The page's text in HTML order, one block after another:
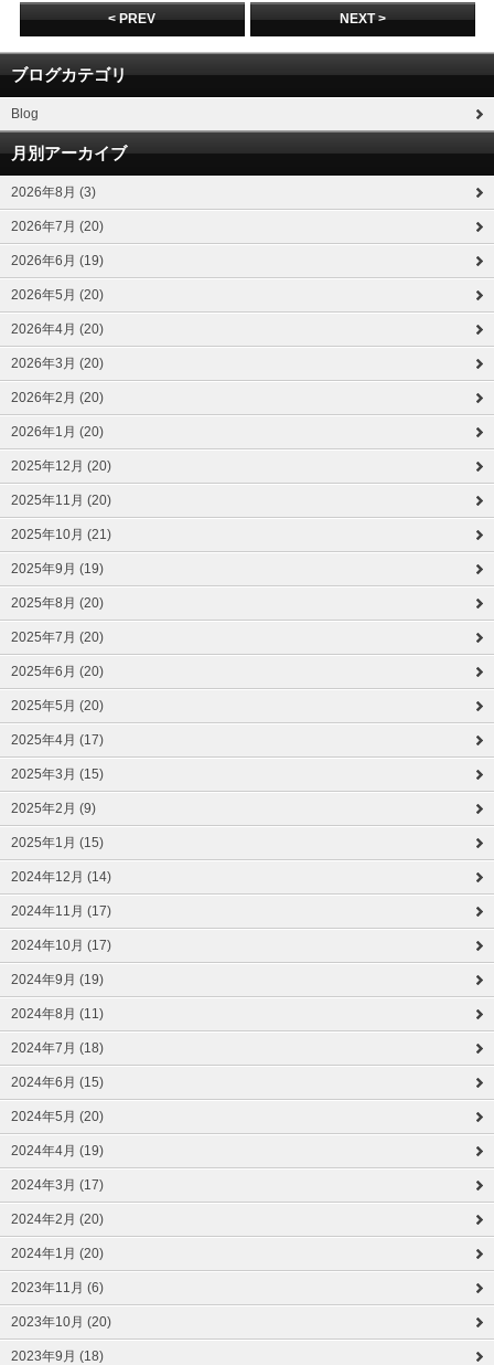
< PREV NEXT >
ブログカテゴリ
Blog
月別アーカイブ
2026年8月 (3)
2026年7月 (20)
2026年6月 (19)
2026年5月 (20)
2026年4月 (20)
2026年3月 (20)
2026年2月 (20)
2026年1月 (20)
2025年12月 (20)
2025年11月 (20)
2025年10月 (21)
2025年9月 (19)
2025年8月 (20)
2025年7月 (20)
2025年6月 (20)
2025年5月 (20)
2025年4月 (17)
2025年3月 (15)
2025年2月 (9)
2025年1月 (15)
2024年12月 (14)
2024年11月 (17)
2024年10月 (17)
2024年9月 (19)
2024年8月 (11)
2024年7月 (18)
2024年6月 (15)
2024年5月 (20)
2024年4月 (19)
2024年3月 (17)
2024年2月 (20)
2024年1月 (20)
2023年11月 (6)
2023年10月 (20)
2023年9月 (18)